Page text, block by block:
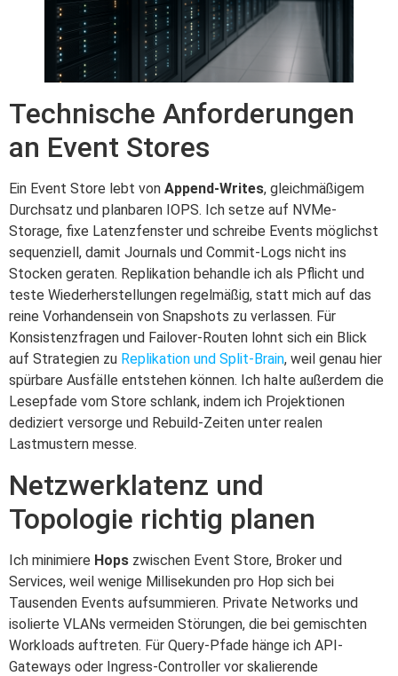
Technische Anforderungen
an Event Stores
Ein Event Store lebt von Append‑Writes, gleichmäßigem
Durchsatz und planbaren IOPS. Ich setze auf NVMe-
Storage, fixe Latenzfenster und schreibe Events möglichst
sequenziell, damit Journals und Commit-Logs nicht ins
Stocken geraten. Replikation behandle ich als Pflicht und
teste Wiederherstellungen regelmäßig, statt mich auf das
reine Vorhandensein von Snapshots zu verlassen. Für
Konsistenzfragen und Failover-Routen lohnt sich ein Blick
auf Strategien zu Replikation und Split-Brain, weil genau hier
spürbare Ausfälle entstehen können. Ich halte außerdem die
Lesepfade vom Store schlank, indem ich Projektionen
dediziert versorge und Rebuild-Zeiten unter realen
Lastmustern messe.
Netzwerklatenz und
Topologie richtig planen
Ich minimiere Hops zwischen Event Store, Broker und
Services, weil wenige Millisekunden pro Hop sich bei
Tausenden Events aufsummieren. Private Networks und
isolierte VLANs vermeiden Störungen, die bei gemischten
Workloads auftreten. Für Query-Pfade hänge ich API-
Gateways oder Ingress-Controller vor skalierende